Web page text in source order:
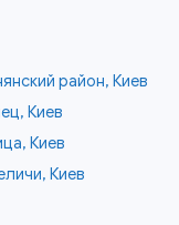
район, Киев
Киев
Киев
Киев